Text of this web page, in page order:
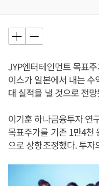
JYP엔터테인먼트 목표
이스가 일본에서 내는
대 실적을 낼 것으로 전
이기훈 하나금융투자 연
목표주가를 기존 1만4천
으로 상향조정했다. 투자